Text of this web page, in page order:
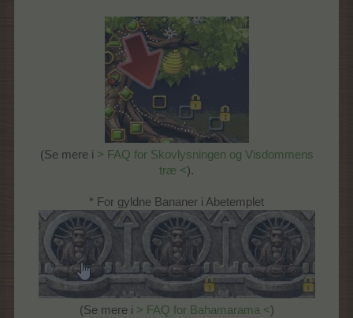
(Se mere i > FAQ for Skovlysningen og Visdommens
træ <).
* For gyldne Bananer i Abetemplet
(Se mere i > FAQ for Bahamarama <)